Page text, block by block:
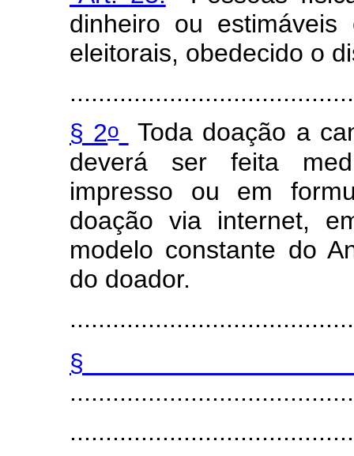
dinheiro ou
eleitorais, obedecido o
§ 2o
Toda doação a
deverá ser feita
impresso ou em
doação via internet,
modelo constante do
do doador.
§